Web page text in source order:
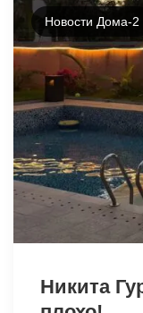
Новости Дома-2
Никита